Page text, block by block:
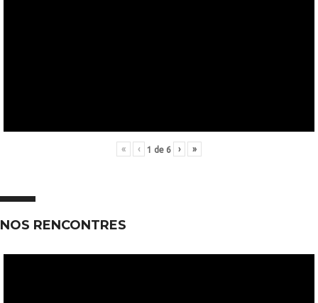
« ‹ 1 de 6 › »
NOS RENCONTRES